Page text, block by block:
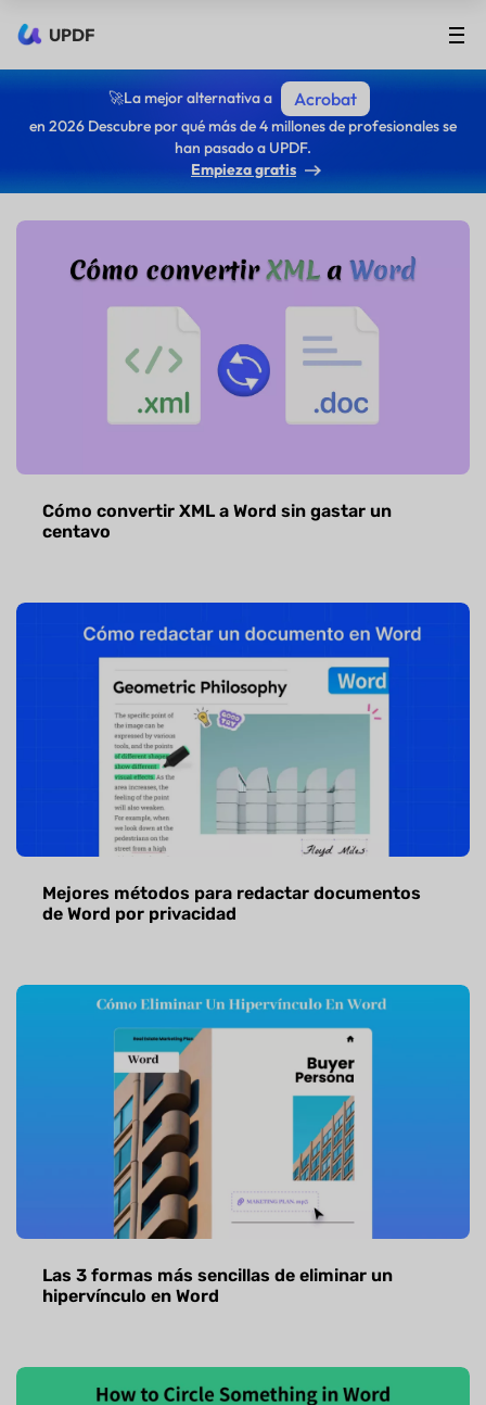
UPDF
🚀La mejor alternativa a Acrobat
en 2026 Descubre por qué más de 4 millones de profesionales se
han pasado a UPDF.
Empieza gratis
Cómo convertir XML a Word sin gastar un
centavo
Mejores métodos para redactar documentos
de Word por privacidad
Las 3 formas más sencillas de eliminar un
hipervínculo en Word